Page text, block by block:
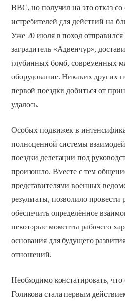
ВВС, но получил на это отказ
истребителей для действий на
Уже 20 июля в поход
заградитель «Адвенчур»,
глубинных бомб, современных
оборудование. Никаких других
первой поездки добиться от
удалось.
Особых подвижек в
полноценной системы
поездки делегации под
произошло. Вместе с тем
представителями военных
результаты, позволило провести
обеспечить определённое
некоторые моменты рабочего
основания для будущего
отношений.
Необходимо констатировать,
Голикова стала первым